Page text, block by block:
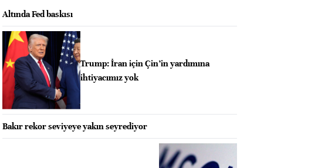
Altında Fed baskısı
Trump: İran için Çin’in yardımına
ihtiyacımız yok
Bakır rekor seviyeye yakın seyrediyor